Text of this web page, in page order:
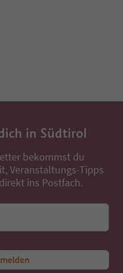
in Südtirol
bekommst du
Veranstaltungs-Tipps
ins Postfach.